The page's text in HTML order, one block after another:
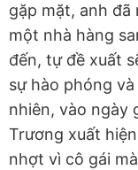
gặp mặt, anh
một nhà hàng
đến, tự đề xuất
sự hào phóng
nhiên, vào ngày
Trương xuất
nhợt vì cô gái